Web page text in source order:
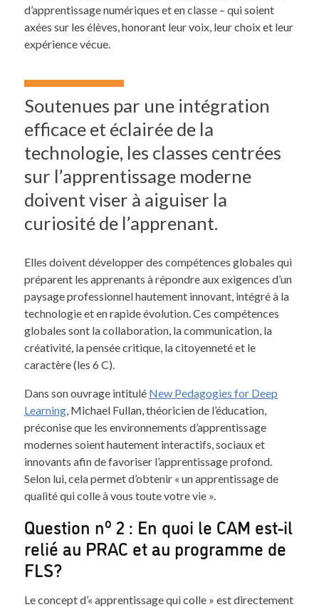
d’apprentissage numériques et en classe – qui soient
axées sur les élèves, honorant leur voix, leur choix et leur
expérience vécue.
Soutenues par une intégration
efficace et éclairée de la
technologie, les classes centrées
sur l’apprentissage moderne
doivent viser à aiguiser la
curiosité de l’apprenant.
Elles doivent développer des compétences globales qui
préparent les apprenants à répondre aux exigences d’un
paysage professionnel hautement innovant, intégré à la
technologie et en rapide évolution. Ces compétences
globales sont la collaboration, la communication, la
créativité, la pensée critique, la citoyenneté et le
caractère (les 6 C).
Dans son ouvrage intitulé New Pedagogies for Deep
Learning, Michael Fullan, théoricien de l’éducation,
préconise que les environnements d’apprentissage
modernes soient hautement interactifs, sociaux et
innovants afin de favoriser l’apprentissage profond.
Selon lui, cela permet d’obtenir « un apprentissage de
qualité qui colle à vous toute votre vie ».
Question no 2 : En quoi le CAM est-il
relié au PRAC et au programme de
FLS?
Le concept d’« apprentissage qui colle » est directement